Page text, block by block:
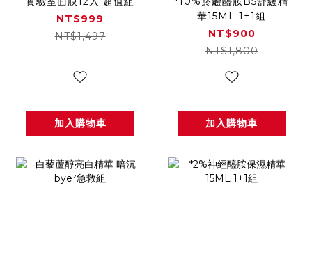
NT$999
NT$1,497
加入購物車
華15ML 1+1組
NT$900
NT$1,800
加入購物車